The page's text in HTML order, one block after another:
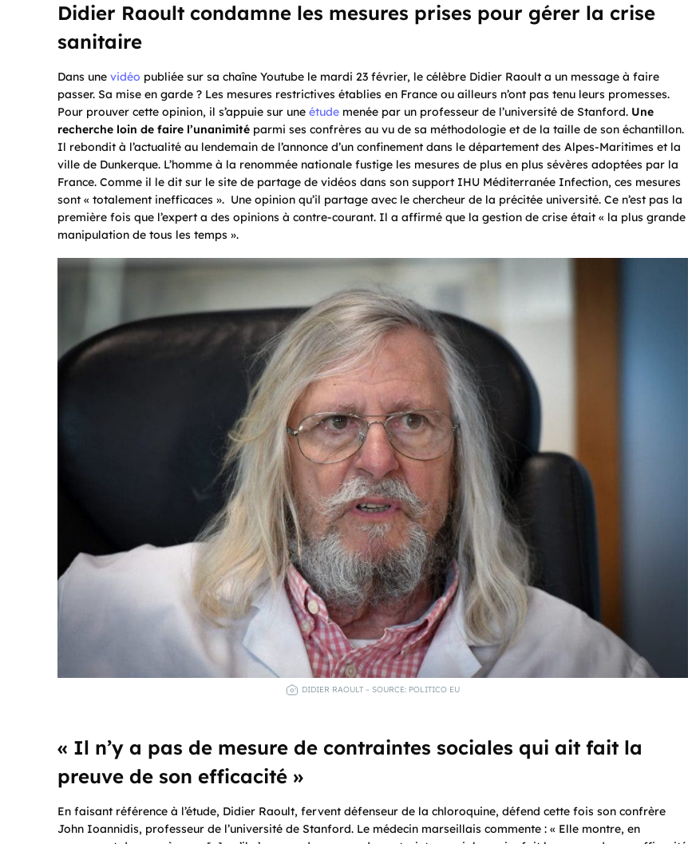
Didier Raoult condamne les mesures prises pour gérer la crise
sanitaire
Dans une vidéo publiée sur sa chaîne Youtube le mardi 23 février, le célèbre Didier Raoult a un message à faire
passer. Sa mise en garde ? Les mesures restrictives établies en France ou ailleurs n’ont pas tenu leurs promesses.
Pour prouver cette opinion, il s’appuie sur une étude menée par un professeur de l’université de Stanford. Une
recherche loin de faire l’unanimité parmi ses confrères au vu de sa méthodologie et de la taille de son échantillon.
Il rebondit à l’actualité au lendemain de l’annonce d’un confinement dans le département des Alpes-Maritimes et la
ville de Dunkerque. L’homme à la renommée nationale fustige les mesures de plus en plus sévères adoptées par la
France. Comme il le dit sur le site de partage de vidéos dans son support IHU Méditerranée Infection, ces mesures
sont « totalement inefficaces ». Une opinion qu’il partage avec le chercheur de la précitée université. Ce n’est pas la
première fois que l’expert a des opinions à contre-courant. Il a affirmé que la gestion de crise était « la plus grande
manipulation de tous les temps ».
DIDIER RAOULT – SOURCE: POLITICO EU
« Il n’y a pas de mesure de contraintes sociales qui ait fait la
preuve de son efficacité »
En faisant référence à l’étude, Didier Raoult, fervent défenseur de la chloroquine, défend cette fois son confrère
John Ioannidis, professeur de l’université de Stanford. Le médecin marseillais commente : « Elle montre, en